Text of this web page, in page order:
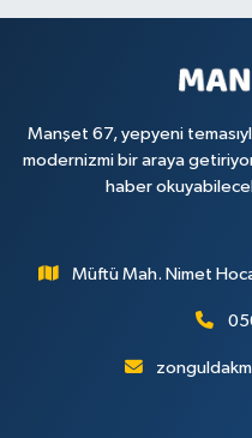
Manşet 67, yepyeni
modernizmi bir araya
haber
Müftü Mah. Nimet